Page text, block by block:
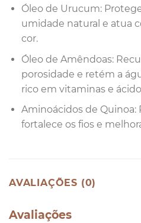
Óleo de Urucum:
umidade natural e atua
cor.
Óleo de Amêndoas:
porosidade e retém a
rico em vitaminas e
Aminoácidos de Quinoa:
fortalece os fios e
AVALIAÇÕES (0)
Avaliações